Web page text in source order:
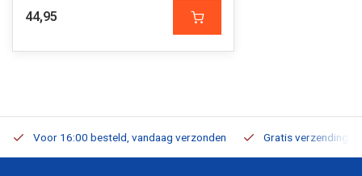
44,95
Voor 16:00 besteld, vandaag verzonden Gratis verzending